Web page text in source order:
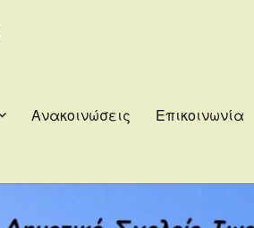
Ανακοινώσεις Επικοινωνία